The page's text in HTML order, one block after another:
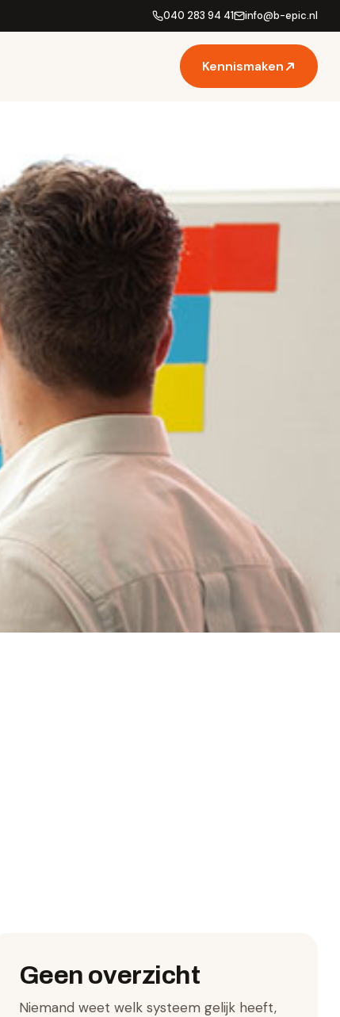
040 283 94 41 info@b-epic.nl
Kennismaken
Geen overzicht
Niemand weet welk systeem gelijk heeft,